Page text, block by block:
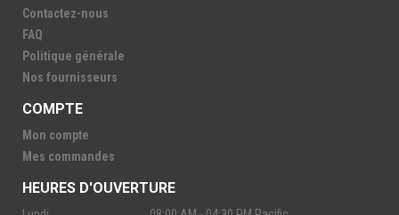
Contactez-nous
FAQ
Politique générale
Nos fournisseurs
COMPTE
Mon compte
Mes commandes
HEURES D'OUVERTURE